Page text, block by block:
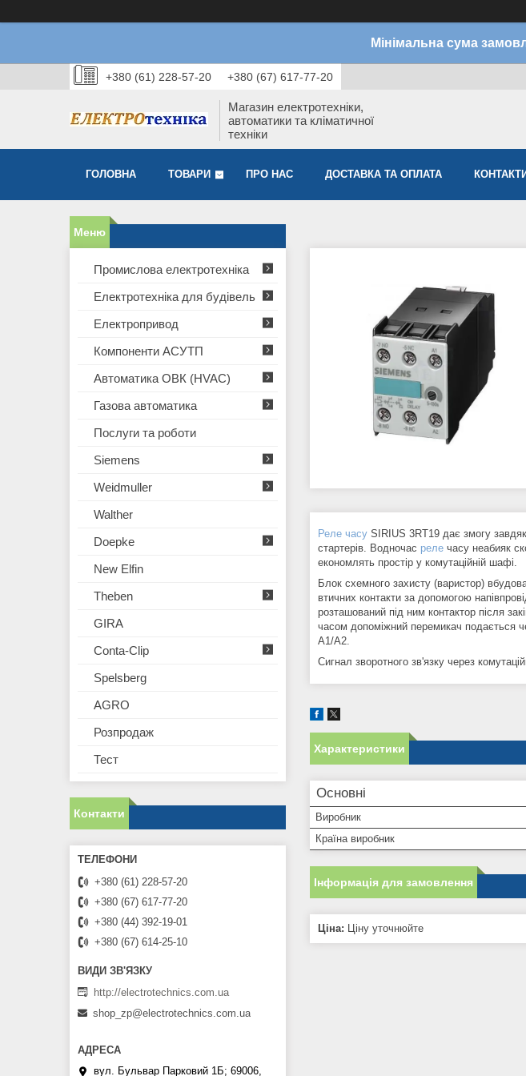
Мінімальна сума
+380 (61) 228-57-20 +380 (67) 617-77-20
Магазин електротехніки,
автоматики та кліматичної
техніки
ГОЛОВНА ТОВАРИ ПРО НАС ДОСТАВКА ТА ОПЛАТА КОНТАКТИ
Реле часу SIRIUS 3RT19 дає змогу
стартерів. Водночас реле часу неабияк
економлять простір у комутаційній шафі.
Блок схемного захисту (варистор)
втичних контакти за допомогою
розташований під ним контактор після
часом допоміжний перемикач подається
A1/A2.
Сигнал зворотного зв'язку через
Характеристики
Основні
Виробник
Країна виробник
Інформація для замовлення
Ціна: Ціну уточнюйте
Промислова електротехніка
Електротехніка для будівель
Електропривод
Компоненти АСУТП
Автоматика ОВК (HVAC)
Газова автоматика
Послуги та роботи
Siemens
Weidmuller
Walther
Doepke
New Elfin
Theben
GIRA
Conta-Clip
Spelsberg
AGRO
Розпродаж
Тест
Контакти
+380 (61) 228-57-20
+380 (67) 617-77-20
+380 (44) 392-19-01
+380 (67) 614-25-10
http://electrotechnics.com.ua
shop_zp@electrotechnics.com.ua
вул. Бульвар Парковий 1Б; 69006,